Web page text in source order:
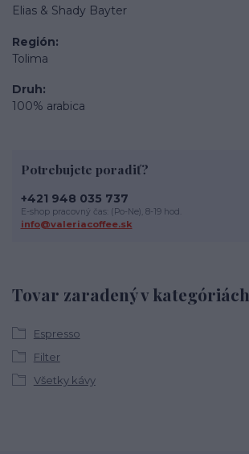
Elias & Shady Bayter
Región
Tolima
Druh
100% arabica
Tovar zaradený v kategóriách
Espresso
Filter
Všetky kávy
Potrebujete poradiť?
+421 948 035 737
E-shop pracovný čas: (Po-Ne), 8-19 hod.
info@valeriacoffee.sk